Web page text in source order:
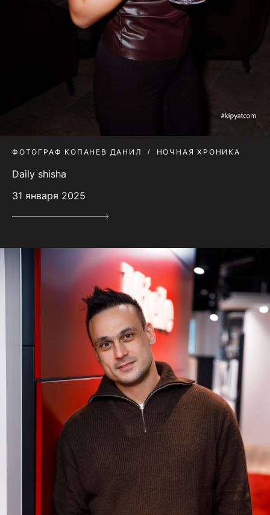
ФОТОГРАФ КОПАНЕВ ДАНИЛ НОЧНАЯ ХРОНИКА
Daily shisha
31 января 2025